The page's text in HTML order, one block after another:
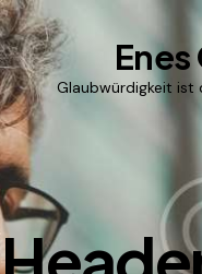
Enes
Glaubwürdigkeit ist